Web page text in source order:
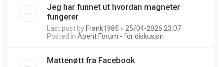
Jeg har funnet ut hvordan magneter
fungerer
Last post by Frank1985 « 25/04-2026 23:07
Posted in Åpent Forum - for diskusjon
Mattenøtt fra Facebook